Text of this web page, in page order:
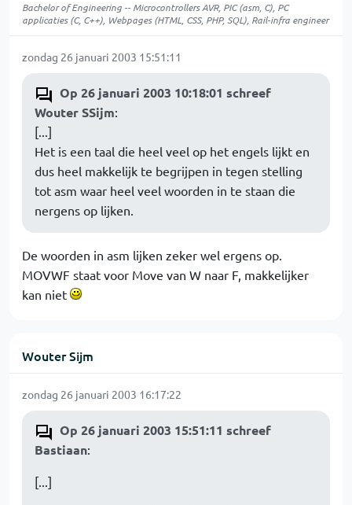
Bachelor of Engineering -- Microcontrollers AVR, PIC (asm, C), PC
applicaties (C, C++), Webpages (HTML, CSS, PHP, SQL), Rail-infra engineer
zondag 26 januari 2003 15:51:11
Op 26 januari 2003 10:18:01 schreef
Wouter SSijm:
[...]
Het is een taal die heel veel op het engels lijkt en
dus heel makkelijk te begrijpen in tegen stelling
tot asm waar heel veel woorden in te staan die
nergens op lijken.
De woorden in asm lijken zeker wel ergens op.
MOVWF staat voor Move van W naar F, makkelijker
kan niet
Wouter Sijm
zondag 26 januari 2003 16:17:22
Op 26 januari 2003 15:51:11 schreef
Bastiaan:
[...]